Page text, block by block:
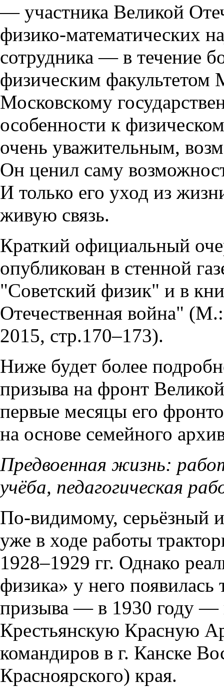
— участника Великой
физико-математических
сотрудника — в течение
физическим
Московскому
особенности к
очень уважительным,
Он ценил саму
И только его уход из
живую связь.
Краткий официальный
опубликован в стенной
"Советский физик" и в
Отечественная война"
2015, стр.170–173).
Ниже будет более
призыва на фронт
первые месяцы его
на основе семейного
Предвоенная жизнь:
учёба, педагогическая
По-видимому, серьёзный
уже в ходе работы
1928–1929 гг. Однако
физика» у него появилась
призыва — в 1930 году
Крестьянскую Красную
командиров в г. Канске
Красноярского) края.